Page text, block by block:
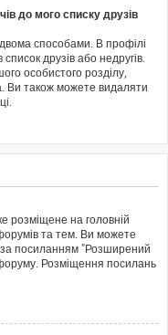
до мого списку друзів
способами. В профілі
друзів або недругів.
особистого розділу,
Ви також можете видаляти
розміщене на головній
та тем. Ви можете
посиланням "Розширений
Розміщення посилань